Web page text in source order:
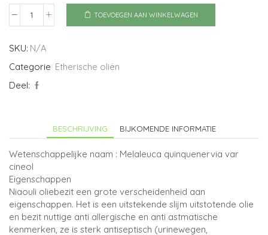
Niaouli
cineol
TOEVOEGEN AAN WINKELWAGEN
SKU: N/A
Categorie Etherische oliën
Deel:
BESCHRIJVING BIJKOMENDE INFORMATIE
Wetenschappelijke naam : Melaleuca quinquenervia var
cineol
Eigenschappen
Niaouli oliebezit een grote verscheidenheid aan
eigenschappen. Het is een uitstekende slijm uitstotende olie
en bezit nuttige anti allergische en anti astmatische
kenmerken, ze is sterk antiseptisch (urinewegen,